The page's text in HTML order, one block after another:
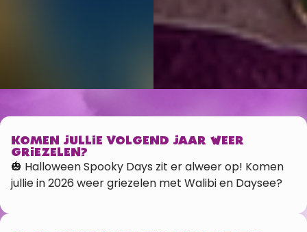
KOMEN JULLIE VOLGEND JAAR WEER
GRIEZELEN?
🎃 Halloween Spooky Days zit er alweer op! Komen
jullie in 2026 weer griezelen met Walibi en Daysee?